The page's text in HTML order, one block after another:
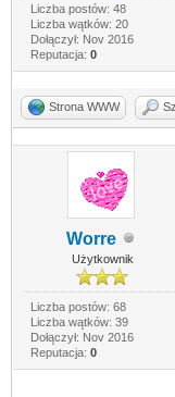
Liczba postów: 48
Liczba wątków: 20
Dołączył: Nov 2016
Reputacja: 0
Strona WWW
Worre
Użytkownik
Liczba postów: 68
Liczba wątków: 39
Dołączył: Nov 2016
Reputacja: 0